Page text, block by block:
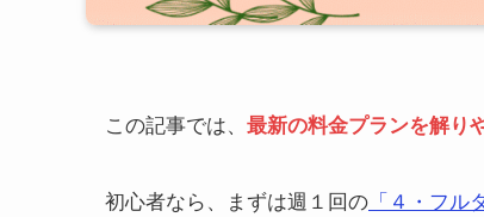
この記事では、 最新の料金プランを解り
初心者なら、まずは週１回の 「４・フル